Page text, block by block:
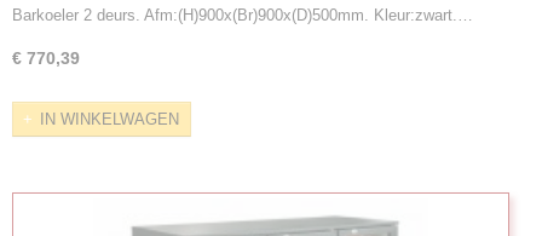
Barkoeler 2 deurs. Afm:(H)900x(Br)900x(D)500mm. Kleur:zwart.…
€ 770,39
IN WINKELWAGEN